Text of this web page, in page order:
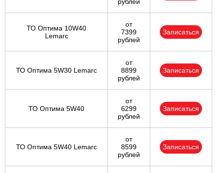
рублей
ТО Оптима 10W40
Lemarc
от
7399
рублей
Записаться
ТО Оптима 5W30 Lemarc
от
8899
рублей
Записаться
ТО Оптима 5W40
от
6299
рублей
Записаться
ТО Оптима 5W40 Lemarc
от
8599
рублей
Записаться